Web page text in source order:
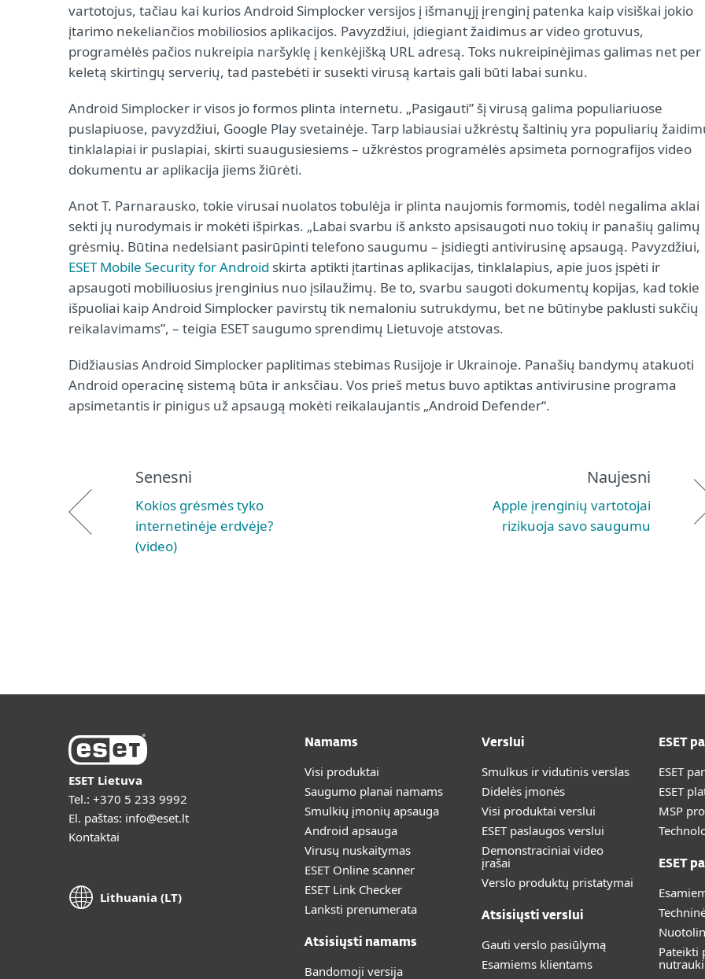
vartotojus, tačiau kai kurios Android Simplocker versijos į išmanųjį įrenginį patenka kaip visiškai jokio
įtarimo nekeliančios mobiliosios aplikacijos. Pavyzdžiui, įdiegiant žaidimus ar video grotuvus,
programėlės pačios nukreipia naršyklę į kenkėjišką URL adresą. Toks nukreipinėjimas galimas net per
keletą skirtingų serverių, tad pastebėti ir susekti virusą kartais gali būti labai sunku.
Android Simplocker ir visos jo formos plinta internetu. „Pasigauti” šį virusą galima populiariuose
puslapiuose, pavyzdžiui, Google Play svetainėje. Tarp labiausiai užkrėstų šaltinių yra populiarių
tinklalapiai ir puslapiai, skirti suaugusiesiems – užkrėstos programėlės apsimeta pornografijos video
dokumentu ar aplikacija jiems žiūrėti.
Anot T. Parnarausko, tokie virusai nuolatos tobulėja ir plinta naujomis formomis, todėl negalima aklai
sekti jų nurodymais ir mokėti išpirkas. „Labai svarbu iš anksto apsisaugoti nuo tokių ir panašių galimų
grėsmių. Būtina nedelsiant pasirūpinti telefono saugumu – įsidiegti antivirusinę apsaugą. Pavyzdžiui,
ESET Mobile Security for Android skirta aptikti įtartinas aplikacijas, tinklalapius, apie juos įspėti ir
apsaugoti mobiliuosius įrenginius nuo įsilaužimų. Be to, svarbu saugoti dokumentų kopijas, kad tokie
išpuoliai kaip Android Simplocker pavirstų tik nemaloniu sutrukdymu, bet ne būtinybe paklusti sukčių
reikalavimams”, – teigia ESET saugumo sprendimų Lietuvoje atstovas.
Didžiausias Android Simplocker paplitimas stebimas Rusijoje ir Ukrainoje. Panašių bandymų atakuoti
Android operacinę sistemą būta ir anksčiau. Vos prieš metus buvo aptiktas antivirusine programa
apsimetantis ir pinigus už apsaugą mokėti reikalaujantis „Android Defender“.
Senesni
Kokios grėsmės tyko
internetinėje erdvėje?
(video)
Naujesni
Apple įrenginių vartotojai
rizikuoja savo saugumu
ESET Lietuva
Tel.: +370 5 233 9992
El. paštas: info@eset.lt
Kontaktai
Lithuania (LT)
Namams
Visi produktai
Saugumo planai namams
Smulkių įmonių apsauga
Android apsauga
Virusų nuskaitymas
ESET Online scanner
ESET Link Checker
Lanksti prenumerata
Atsisiųsti namams
Bandomoji versija
Verslui
Smulkus ir vidutinis verslas
Didelės įmonės
Visi produktai verslui
ESET paslaugos verslui
Demonstraciniai video
įrašai
Verslo produktų pristatymai
Atsisiųsti verslui
Gauti verslo pasiūlymą
Esamiems klientams
ESET
ESET
ESET
MSP
ESET
Pateikti